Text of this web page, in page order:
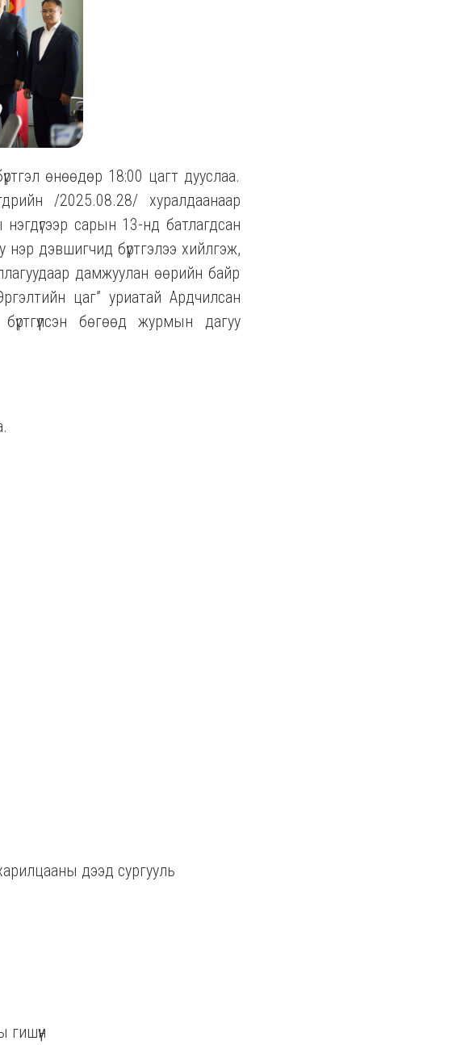
өнөөдөр 18:00 цагт дууслаа.
/2025.08.28/ хуралдаанаар
сарын 13-нд батлагдсан
дэвшигчид бүртгэлээ хийлгэж,
дамжуулан өөрийн байр
цаг” уриатай Ардчилсан
бөгөөд журмын дагуу
дээд сургууль